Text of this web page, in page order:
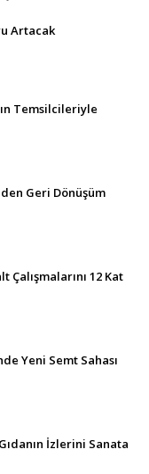
Artacak
Temsilcileriyle
Geri Dönüşüm
Çalışmalarını 12 Kat
Yeni Semt Sahası
İzlerini Sanata